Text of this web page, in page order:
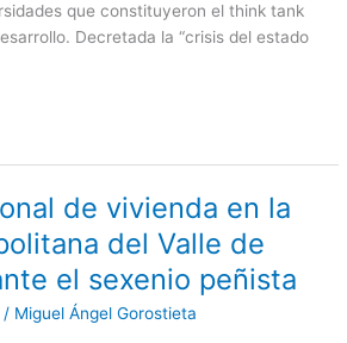
que constituyeron el think tank
Decretada la “crisis del estado
de vivienda en la
del Valle de
el sexenio peñista
/ Miguel Ángel Gorostieta